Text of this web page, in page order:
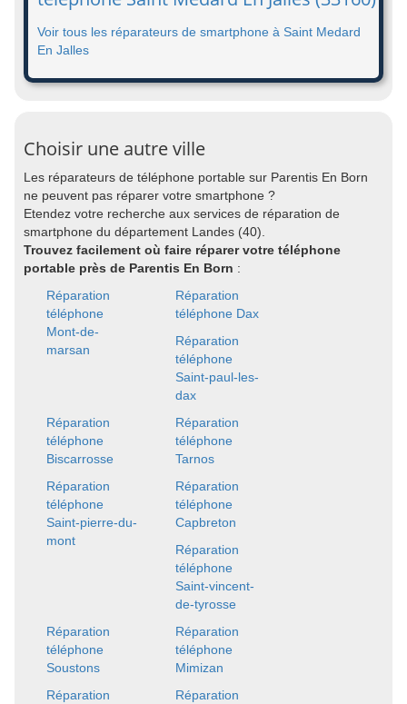
Voir tous les réparateurs de smartphone à Saint Medard
En Jalles
Choisir une autre ville
Les réparateurs de téléphone portable sur Parentis En Born
ne peuvent pas réparer votre smartphone ?
Etendez votre recherche aux services de réparation de
smartphone du département Landes (40).
Trouvez facilement où faire réparer votre téléphone
portable près de Parentis En Born :
Réparation
téléphone
Mont-de-
marsan
Réparation
téléphone Dax
Réparation
téléphone
Saint-paul-les-
dax
Réparation
téléphone
Biscarrosse
Réparation
téléphone
Tarnos
Réparation
téléphone
Saint-pierre-du-
mont
Réparation
téléphone
Capbreton
Réparation
téléphone
Saint-vincent-
de-tyrosse
Réparation
téléphone
Soustons
Réparation
téléphone
Mimizan
Réparation
Réparation